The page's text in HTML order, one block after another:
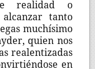
realidad o
tanto
muchísimo
quien nos
realentizadas
en